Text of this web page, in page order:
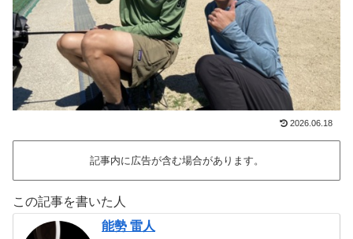
2026.06.18
記事内に広告が含む場合があります。
この記事を書いた人
能勢 雷人